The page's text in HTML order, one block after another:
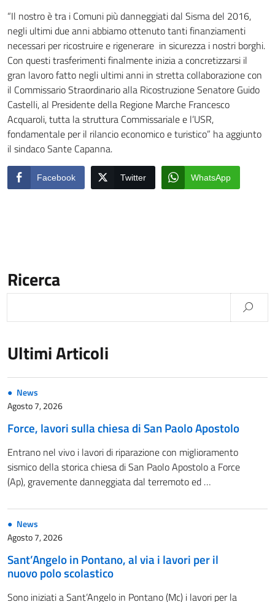
“Il nostro è tra i Comuni più danneggiati dal Sisma del 2016,
negli ultimi due anni abbiamo ottenuto tanti finanziamenti
necessari per ricostruire e rigenerare in sicurezza i nostri borghi.
Con questi trasferimenti finalmente inizia a concretizzarsi il
gran lavoro fatto negli ultimi anni in stretta collaborazione con
il Commissario Straordinario alla Ricostruzione Senatore Guido
Castelli, al Presidente della Regione Marche Francesco
Acquaroli, tutta la struttura Commissariale e l’USR,
fondamentale per il rilancio economico e turistico” ha aggiunto
il sindaco Sante Capanna.
Facebook Twitter WhatsApp
Ricerca
Ultimi Articoli
News
Agosto 7, 2026
Force, lavori sulla chiesa di San Paolo Apostolo
Entrano nel vivo i lavori di riparazione con miglioramento
sismico della storica chiesa di San Paolo Apostolo a Force
(Ap), gravemente danneggiata dal terremoto ed …
News
Agosto 7, 2026
Sant’Angelo in Pontano, al via i lavori per il
nuovo polo scolastico
Sono iniziati a Sant’Angelo in Pontano (Mc) i lavori per la